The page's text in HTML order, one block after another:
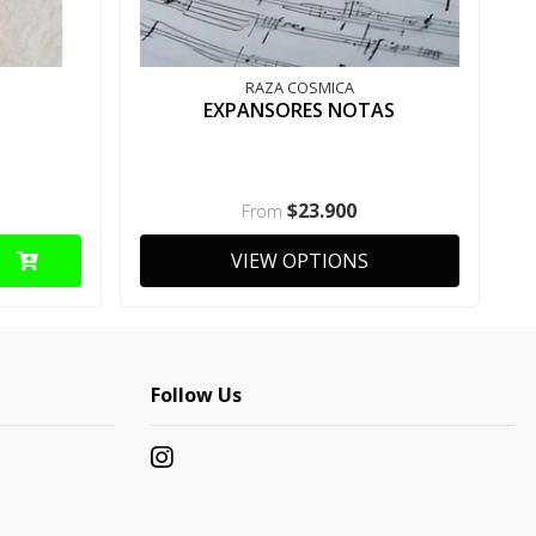
RAZA COSMICA
EXPANSORES NOTAS
From$23.900
VIEW OPTIONS
Follow Us